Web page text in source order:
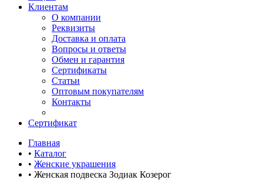
Клиентам
О компании
Реквизиты
Доставка и оплата
Вопросы и ответы
Обмен и гарантия
Сертификаты
Статьи
Оптовым покупателям
Контакты
Сертификат
Главная
• Каталог
• Женские украшения
• Женская подвеска Зодиак Козерог